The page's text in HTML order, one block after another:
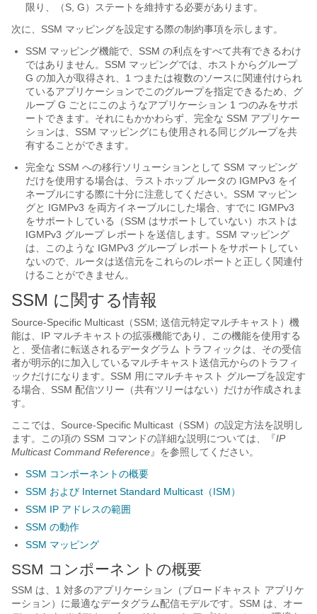
限り、（S, G）ステートを維持する必要があります。
次に、SSM マッピングを設定する際の制約事項を示します。
SSM マッピング機能で、SSM の利点をすべて共有できるわけ
ではありません。SSM マッピングでは、ホストからグループ
G の加入が取得され、1 つまたは複数のソースに関連付けられ
ているアプリケーションでこのグループを指定できるため、グ
ループ G ごとにこのようなアプリケーション 1 つのみをサポ
ートできます。それにもかかわらず、完全な SSM アプリケー
ションは、SSM マッピングにも使用される同じグループを共
有することができます。
完全な SSM への移行ソリューションとして SSM マッピング
だけを使用する場合は、ラストホップ ルータの IGMPv3 をイ
ネーブルにする際に十分に注意してください。SSM マッピン
グと IGMPv3 を両方イネーブルにした場合、すでに IGMPv3
をサポートしている（SSM はサポートしていない）ホストは
IGMPv3 グループ レポートを送信します。SSM マッピング
は、このような IGMPv3 グループ レポートをサポートしてい
ないので、ルータは送信元をこれらのレポートと正しく関連付
けることができません。
SSM に関する情報
Source-Specific Multicast（SSM; 送信元特定マルチキャスト）機
能は、IP マルチキャストの拡張機能であり、この機能を使用する
と、受信者に転送されるデータグラム トラフィックは、その受信
者が明示的に加入しているマルチキャスト送信元からのトラフィ
ックだけになります。SSM 用にマルチキャスト グループを設定す
る場合、SSM 配信ツリー（共有ツリーはない）だけが作成されま
す。
ここでは、Source-Specific Multicast（SSM）の設定方法を説明し
ます。この項の SSM コマンドの詳細な説明については、『IP
Multicast Command Reference』を参照してください。
SSM コンポーネントの概要
SSM および Internet Standard Multicast（ISM）
SSM IP アドレスの範囲
SSM の動作
SSM マッピング
SSM コンポーネントの概要
SSM は、1 対多のアプリケーション（ブロードキャスト アプリケ
ーション）に最適なデータグラム配信モデルです。SSM は、オー